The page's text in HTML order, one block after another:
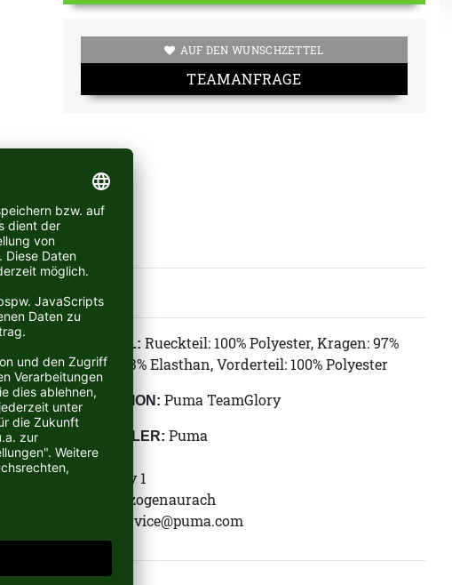
AUF DEN WUNSCHZETTEL
TEAMANFRAGE
MATERIAL: Rueckteil: 100% Polyester, Kragen: 97%
Polyester 3% Elasthan, Vorderteil: 100% Polyester
KOLLEKTION: Puma TeamGlory
HERSTELLER: Puma
Puma SE
Puma Way 1
91074 Herzogenaurach
service@puma.com